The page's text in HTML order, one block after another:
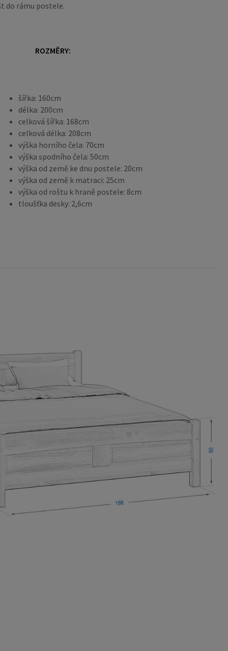
do rámu postele.
ROZMĚRY:
šířka: 160cm
délka: 200cm
celková šířka: 168cm
celková délka: 208cm
výška horního čela: 70cm
výška spodního čela: 50cm
výška od země ke dnu postele: 20cm
výška od země k matraci: 25cm
výška od roštu k hraně postele: 8cm
tloušťka desky: 2,6cm